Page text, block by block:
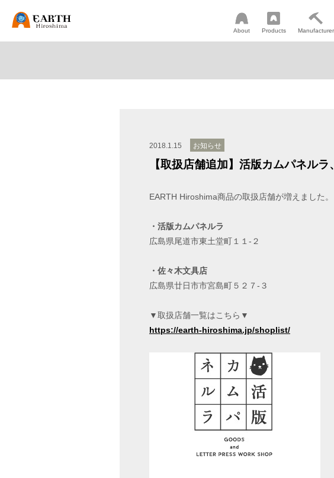
About Products Manufacturer
2018.1.15 お知らせ
【取扱店舗追加】活版カムパネル
EARTH Hiroshima商品の取扱店舗が増えました。
・活版カムパネルラ
広島県尾道市東土堂町１１-２
・佐々木文具店
広島県廿日市市宮島町５２７-３
▼取扱店舗一覧はこちら▼
https://earth-hiroshima.jp/shoplist/